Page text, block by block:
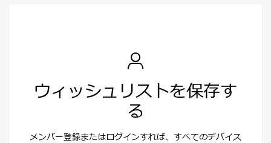
ウィッシュリストを保存す
る
メンバー登録またはログインすれば、すべてのデバイス